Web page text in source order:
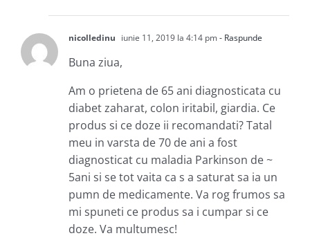
nicolledinu iunie 11, 2019 la 4:14 pm- Raspunde
Buna ziua,
Am o prietena de 65 ani diagnosticata cu
diabet zaharat, colon iritabil, giardia. Ce
produs si ce doze ii recomandati? Tatal
meu in varsta de 70 de ani a fost
diagnosticat cu maladia Parkinson de ~
5ani si se tot vaita ca s a saturat sa ia un
pumn de medicamente. Va rog frumos sa
mi spuneti ce produs sa i cumpar si ce
doze. Va multumesc!